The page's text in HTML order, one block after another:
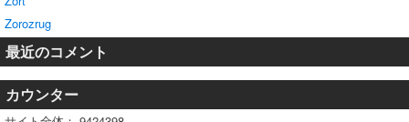
Zorozrug
最近のコメント
カウンター